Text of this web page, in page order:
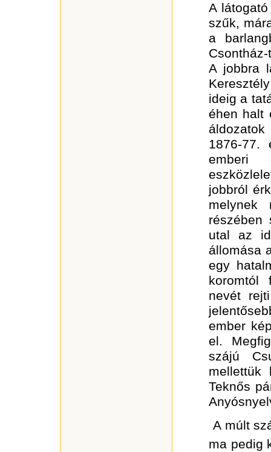
A
szűk,
a
A jobbra
ideig a
éhen halt
áldozatok
1876-77.
emberi
jobbról
részében
utal az
állomása
egy
koromtól
nevét
ember
el.
szájú
mellettük
Teknős
A múlt
ma pedig